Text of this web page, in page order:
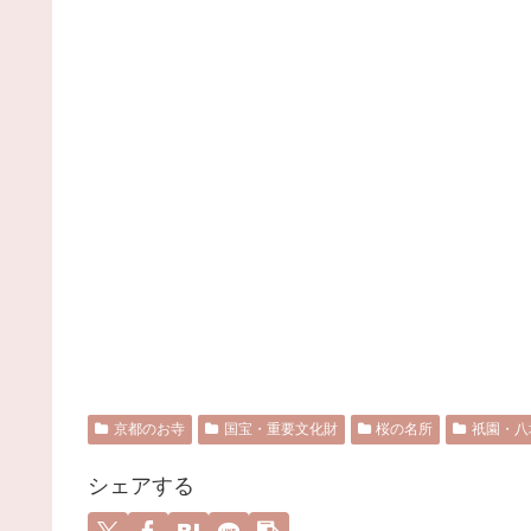
京都のお寺 国宝・重要文化財 桜の名所 祇園・
シェアする